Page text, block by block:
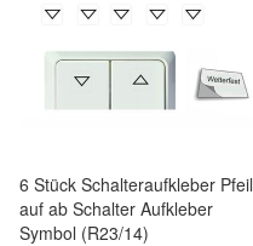
6 Stück Schalteraufkleber Pfeil
auf ab Schalter Aufkleber
Symbol (R23/14)